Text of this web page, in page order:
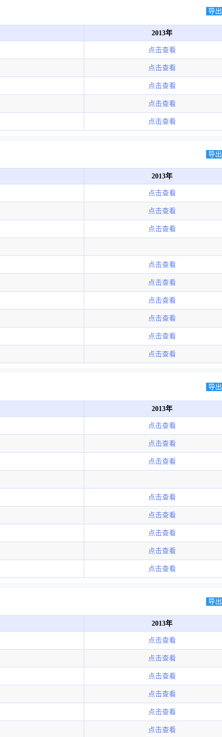
导
2013年
点击查看
点击查看
点击查看
点击查看
点击查看
导
2013年
点击查看
点击查看
点击查看
点击查看
点击查看
点击查看
点击查看
点击查看
点击查看
导
2013年
点击查看
点击查看
点击查看
点击查看
点击查看
点击查看
点击查看
点击查看
导
2013年
点击查看
点击查看
点击查看
点击查看
点击查看
点击查看